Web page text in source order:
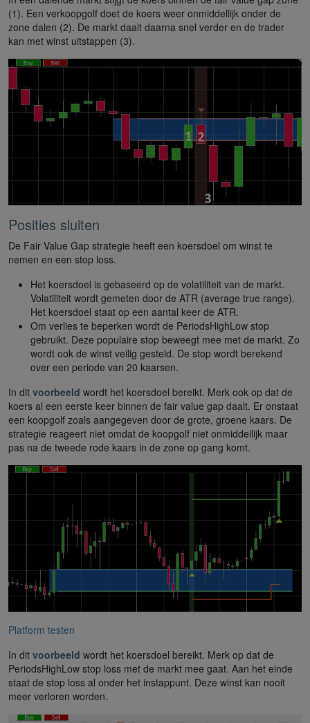
(1). Een verkoopgolf doet de koers weer onmiddellijk onder de
zone dalen (2). De markt daalt daarna snel verder en de trader
kan met winst uitstappen (3).
Posities sluiten
De Fair Value Gap strategie heeft een koersdoel om winst te
nemen en een stop loss.
Het koersdoel is gebaseerd op de volatiliteit van de markt.
Volatiliteit wordt gemeten door de ATR (average true range).
Het koersdoel staat op een aantal keer de ATR.
Om verlies te beperken wordt de PeriodsHighLow stop
gebruikt. Deze populaire stop beweegt mee met de markt. Zo
wordt ook de winst veilig gesteld. De stop wordt berekend
over een periode van 20 kaarsen.
In dit voorbeeld wordt het koersdoel bereikt. Merk ook op dat de
koers al een eerste keer binnen de fair value gap daalt. Er onstaat
een koopgolf zoals aangegeven door de grote, groene kaars. De
strategie reageert niet omdat de koopgolf niet onmiddellijk maar
pas na de tweede rode kaars in de zone op gang komt.
Platform testen
In dit voorbeeld wordt het koersdoel bereikt. Merk op dat de
PeriodsHighLow stop loss met de markt mee gaat. Aan het einde
staat de stop loss al onder het instappunt. Deze winst kan nooit
meer verloren worden.